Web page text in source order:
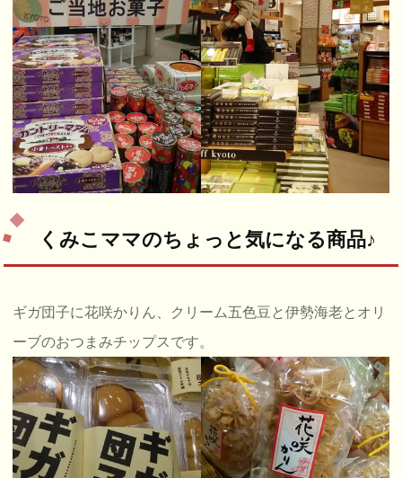
くみこママのちょっと気になる商品♪
ギガ団子に花咲かりん、クリーム五色豆と伊勢海老とオリ
ーブのおつまみチップスです。